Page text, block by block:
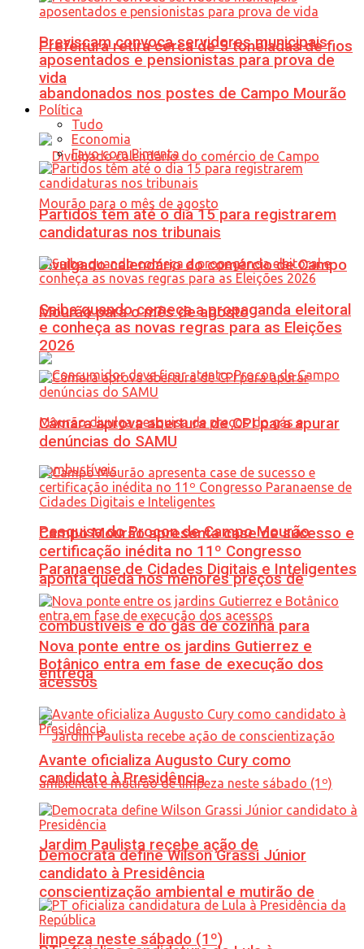
Prefeitura retira cerca de 5 toneladas de fios
abandonados nos postes de Campo Mourão
Divulgado calendário do comércio de Campo
Mourão para o mês de agosto
Pesquisa do Procon de Campo Mourão
aponta queda nos menores preços de
combustíveis e do gás de cozinha para
entrega
Jardim Paulista recebe ação de
conscientização ambiental e mutirão de
limpeza neste sábado (1º)
Previscam convoca servidores municipais
aposentados e pensionistas para prova de
vida
Política
Tudo
Economia
Favo com Pimenta
Partidos têm até o dia 15 para registrarem
candidaturas nos tribunais
Saiba quando começa a propaganda eleitoral
e conheça as novas regras para as Eleições
2026
Câmara aprova abertura de CPI para apurar
denúncias do SAMU
Campo Mourão apresenta case de sucesso e
certificação inédita no 11º Congresso
Paranaense de Cidades Digitais e Inteligentes
Nova ponte entre os jardins Gutierrez e
Botânico entra em fase de execução dos
acessos
Avante oficializa Augusto Cury como
candidato à Presidência
Democrata define Wilson Grassi Júnior
candidato à Presidência